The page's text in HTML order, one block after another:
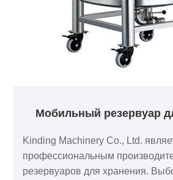
Мобильный резервуар
Kinding Machinery Co., Ltd.
профессиональным
резервуаров для хранения.